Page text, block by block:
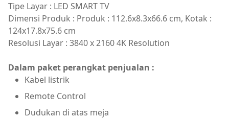
Tipe Layar : LED SMART TV
Dimensi Produk : Produk : 112.6x8.3x66.6 cm, Kotak :
124x17.8x75.6 cm
Resolusi Layar : 3840 x 2160 4K Resolution
Dalam paket perangkat penjualan :
Kabel listrik
Remote Control
Dudukan di atas meja